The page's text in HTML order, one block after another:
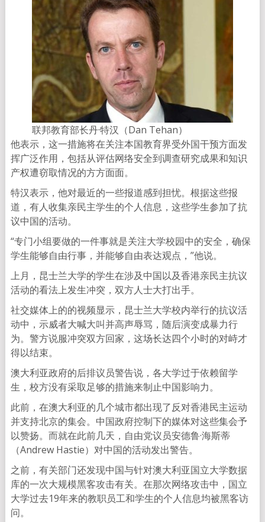
联邦教育部长丹·特汉（Dan Tehan）
他表示，这一措施将在关注本国教育界受外国干预方面发
挥广泛作用，包括从评估网络安全到调查研究成果和知识
产权遭窃取情况的方方面面。
特汉表示，他对最近的一些报道感到担忧。根据这些报
道，有人收集亲民主学生的个人信息，这些学生参加了抗
议中国的活动。
“专门小组要做的一件事就是关注大学校园中的安全，确保
学生能够自由行事，并能够自由表达观点，”他说。
上月，昆士兰大学的学生在涉及中国以及香港亲民主抗议
活动的看法上发生冲突，双方人士大打出手。
社交媒体上的的视频显示，昆士兰大学校内举行的抗议活
动中，示威者大喊大叫并高声辱骂，随后演变成暴力行
为。警方说服冲突双方回家，这场长达四个小时的对峙才
得以结束。
澳大利亚政府的后排议员警告说，各大学过于依赖留学
生，校方没有采取足够的措施来制止中国影响力。
此前，在澳大利亚的几个城市都出现了反对香港民主运动
并支持北京的集会。中国政府控制下的媒体对这些集会予
以赞扬。而就在此前几天，自由党议员安德鲁·海斯蒂
（Andrew Hastie）对中国的活动发出警告。
之前，有关部门还发现中国与针对澳大利亚国立大学数据
库的一次大规模黑客攻击有关。在那次网络攻击中，国立
大学过去19年来的教职员工和学生的个人信息均被黑客访
问。